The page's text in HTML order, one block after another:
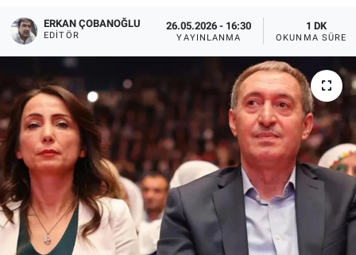
ERKAN ÇOBANOĞLU
EDITÖR
26.05.2026 - 16:30
YAYINLANMA
1 DK
OKUNMA SÜRESI